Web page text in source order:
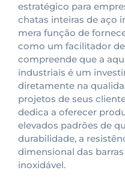
estratégico para
chatas inteiras de aço
mera função de
como um facilitador
compreende que a
industriais é um
diretamente na
projetos de seus
dedica a oferecer
elevados padrões de
durabilidade, a
dimensional das
inoxidável.